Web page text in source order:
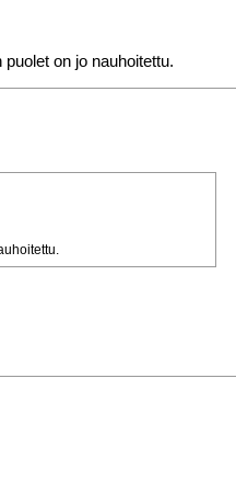
on jo nauhoitettu.